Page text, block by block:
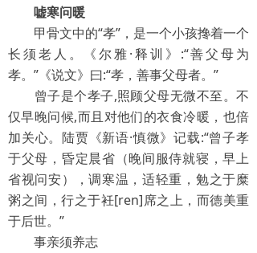
嘘寒问暖
甲骨文中的“孝”，是一个小孩搀着一个
长须老人。《尔雅·释训》:“善父母为
孝。”《说文》曰:“孝，善事父母者。”
曾子是个孝子,照顾父母无微不至。不
仅早晚问候,而且对他们的衣食冷暖，也倍
加关心。陆贾《新语·慎微》记载:“曾子孝
于父母，昏定晨省（晚间服侍就寝，早上
省视问安），调寒温，适轻重，勉之于糜
粥之间，行之于衽[ren]席之上，而德美重
于后世。”
事亲须养志